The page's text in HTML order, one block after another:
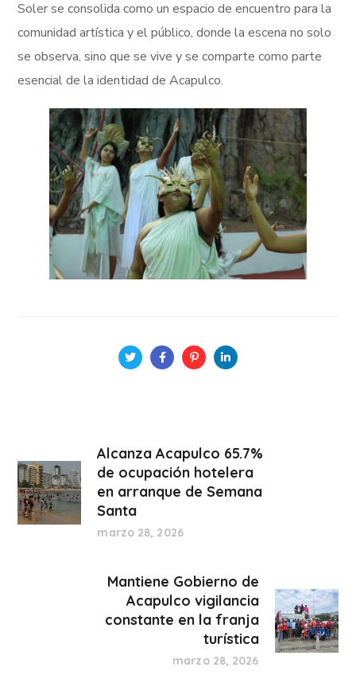
Soler se consolida como un espacio de encuentro para la
comunidad artística y el público, donde la escena no solo
se observa, sino que se vive y se comparte como parte
esencial de la identidad de Acapulco.
Alcanza Acapulco 65.7%
de ocupación hotelera
en arranque de Semana
Santa
marzo 28, 2026
Mantiene Gobierno de
Acapulco vigilancia
constante en la franja
turística
marzo 28, 2026